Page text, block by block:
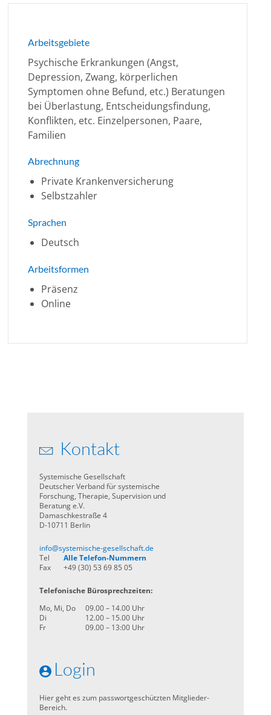
Arbeitsgebiete
Psychische Erkrankungen (Angst,
Depression, Zwang, körperlichen
Symptomen ohne Befund, etc.) Beratungen
bei Überlastung, Entscheidungsfindung,
Konflikten, etc. Einzelpersonen, Paare,
Familien
Abrechnung
Private Krankenversicherung
Selbstzahler
Sprachen
Deutsch
Arbeitsformen
Präsenz
Online
Kontakt
Systemische Gesellschaft
Deutscher Verband für systemische
Forschung, Therapie, Supervision und
Beratung e.V.
Damaschkestraße 4
D-10711 Berlin
info@systemische-gesellschaft.de
Tel
Alle Telefon-Nummern
Fax
+49 (30) 53 69 85 05
Telefonische Bürosprechzeiten:
Mo, Mi, Do
09.00 – 14.00 Uhr
Di
12.00 – 15.00 Uhr
Fr
09.00 – 13:00 Uhr
Login
Hier geht es zum passwortgeschützten Mitglieder-
Bereich.